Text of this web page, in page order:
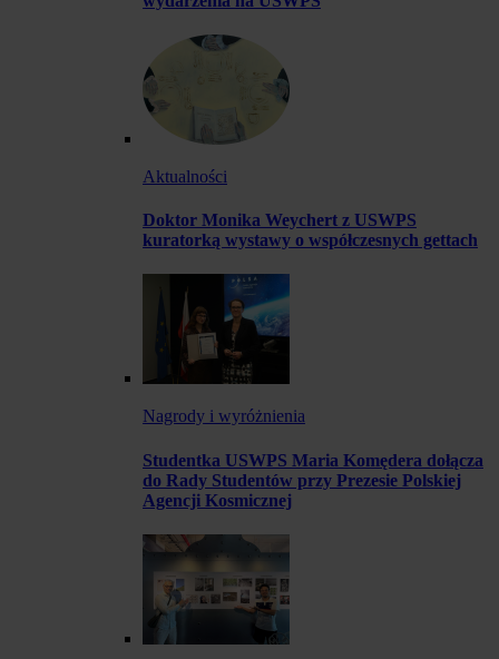
Aktualności
Doktor Monika Weychert z USWPS
kuratorką wystawy o współczesnych gettach
Nagrody i wyróżnienia
Studentka USWPS Maria Komędera dołącza
do Rady Studentów przy Prezesie Polskiej
Agencji Kosmicznej